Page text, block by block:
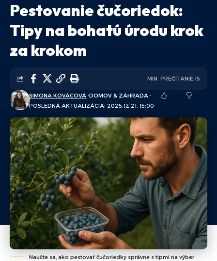
Pestovanie čučoriedok:
Tipy na bohatú úrodu krok
za krokom
POSLEDNÁ AKTUALIZÁCIA: 2025.12.21. 15:00
SIMONA KOVÁCOVÁ DOMOV & ZÁHRADA
MIN. PREČÍTANIE 15
Naučte sa, ako pestovať čučoriedky správne s tipmi na výber